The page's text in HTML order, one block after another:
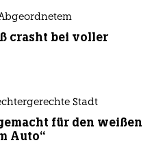
crasht bei voller
Stadt
für den weißen
Auto“